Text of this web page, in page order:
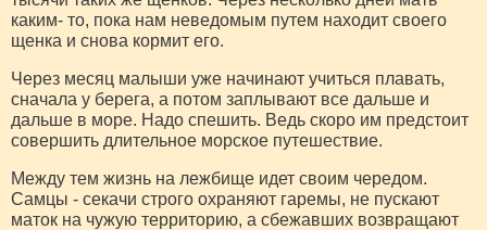
каким- то, пока нам неведомым путем находит своего
щенка и снова кормит его.
Через месяц малыши уже на­чинают учиться плавать,
снача­ла у берега, а потом заплывают все дальше и
дальше в море. Надо спешить. Ведь скоро им предстоит
совершить длитель­ное морское путешествие.
Между тем жизнь на лежби­ще идет своим чередом.
Самцы - секачи строго охраняют гаремы, не пускают
маток на чужую территорию, а сбежавших воз­вращают